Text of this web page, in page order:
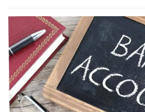
fare se non […]